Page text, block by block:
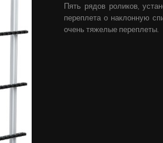
Пять рядов роликов,
переплета о наклонную
очень тяжелые переплеты.